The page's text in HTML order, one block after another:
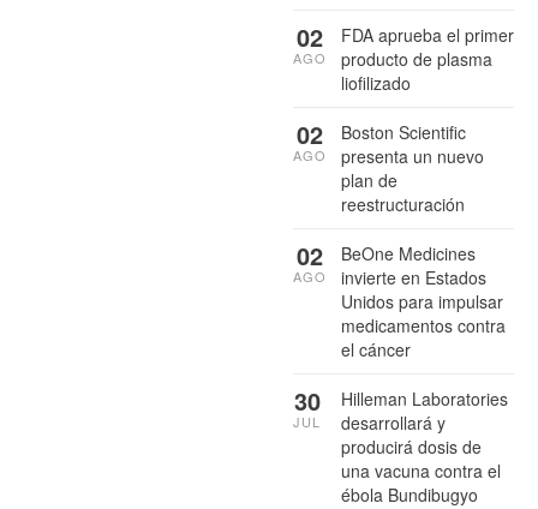
FDA aprueba el primer
producto de plasma
liofilizado
02
AGO
Boston Scientific
presenta un nuevo
plan de
reestructuración
02
AGO
BeOne Medicines
invierte en Estados
Unidos para impulsar
medicamentos contra
el cáncer
02
AGO
Hilleman Laboratories
desarrollará y
producirá dosis de
una vacuna contra el
ébola Bundibugyo
30
JUL